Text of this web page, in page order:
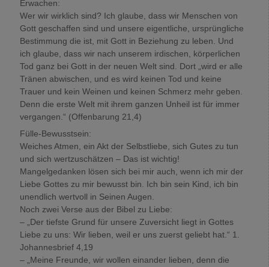
Erwachen:
Wer wir wirklich sind? Ich glaube, dass wir Menschen von
Gott geschaffen sind und unsere eigentliche, ursprüngliche
Bestimmung die ist, mit Gott in Beziehung zu leben. Und
ich glaube, dass wir nach unserem irdischen, körperlichen
Tod ganz bei Gott in der neuen Welt sind. Dort „wird er alle
Tränen abwischen, und es wird keinen Tod und keine
Trauer und kein Weinen und keinen Schmerz mehr geben.
Denn die erste Welt mit ihrem ganzen Unheil ist für immer
vergangen.“ (Offenbarung 21,4)
Fülle-Bewusstsein:
Weiches Atmen, ein Akt der Selbstliebe, sich Gutes zu tun
und sich wertzuschätzen – Das ist wichtig!
Mangelgedanken lösen sich bei mir auch, wenn ich mir der
Liebe Gottes zu mir bewusst bin. Ich bin sein Kind, ich bin
unendlich wertvoll in Seinen Augen.
Noch zwei Verse aus der Bibel zu Liebe:
– „Der tiefste Grund für unsere Zuversicht liegt in Gottes
Liebe zu uns: Wir lieben, weil er uns zuerst geliebt hat.“ 1.
Johannesbrief 4,19
– „Meine Freunde, wir wollen einander lieben, denn die